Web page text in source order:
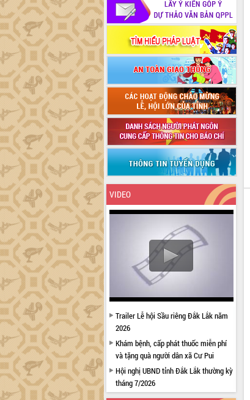
VIDEO
Trailer Lễ hội Sầu riêng Đắk Lắk năm
2026
Khám bệnh, cấp phát thuốc miễn phí
và tặng quà người dân xã Cư Pui
Hội nghị UBND tỉnh Đắk Lắk thường kỳ
tháng 7/2026